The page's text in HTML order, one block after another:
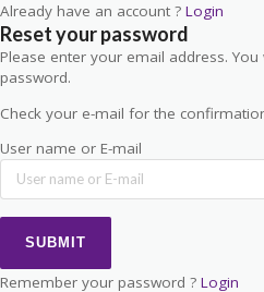
Already have an account ? Login
Reset your password
Please enter your email address.
password.
Check your e-mail for the
User name or E-mail
Remember your password ? Login